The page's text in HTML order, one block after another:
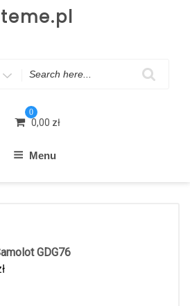
0
0,00 zł
Menu
GDG76